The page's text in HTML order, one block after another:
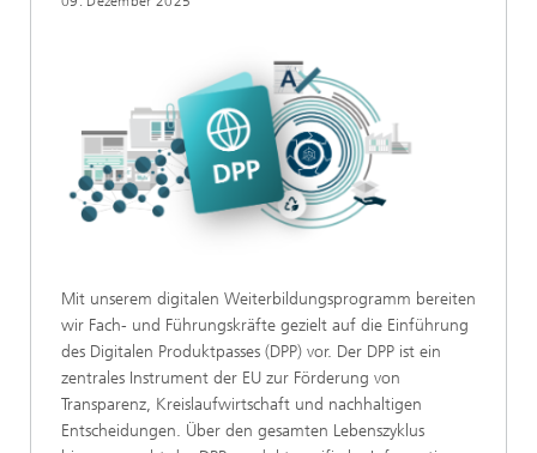
Mit unserem digitalen Weiterbildungsprogramm bereiten
wir Fach- und Führungskräfte gezielt auf die Einführung
des Digitalen Produktpasses (DPP) vor. Der DPP ist ein
zentrales Instrument der EU zur Förderung von
Transparenz, Kreislaufwirtschaft und nachhaltigen
Entscheidungen. Über den gesamten Lebenszyklus